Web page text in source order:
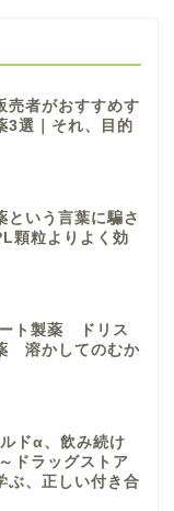
売者がおすすめす
3選｜それ、目的
という言葉に騙さ
顆粒よりよく効
ト製薬 ドリス
溶かしてのむか
ドα、飲み続け
ドラッグストア
ぶ、正しい付き合